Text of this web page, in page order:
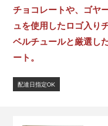
チョコレートや、ゴヤ
ュを使用したロゴ入り
ベルチュールと厳選し
ート。
配達日指定OK